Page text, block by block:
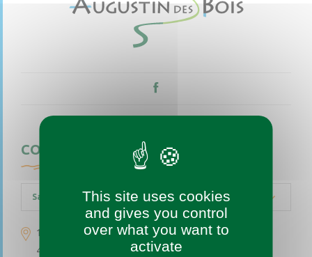
CONTACTEZ-NOUS
Saint-Augustin-des-Bois
1 place de l’église
49170 Saint-Augustin-des-Bois
This site uses cookies
and gives you control
over what you want to
activate